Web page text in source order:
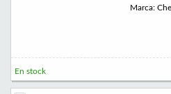
Marca:
En stock